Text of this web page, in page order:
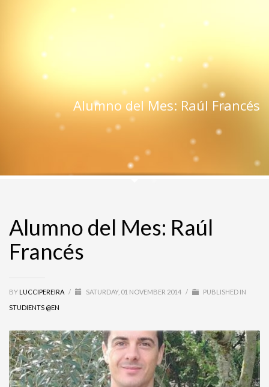
Alumno del Mes: Raúl Francés
Alumno del Mes: Raúl
Francés
BY LUCCIPEREIRA / SATURDAY, 01 NOVEMBER 2014 /
PUBLISHED IN
STUDIENTS @EN